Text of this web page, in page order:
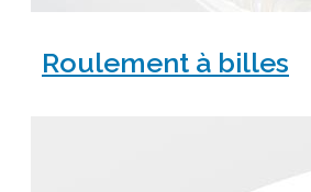
Roulement à billes